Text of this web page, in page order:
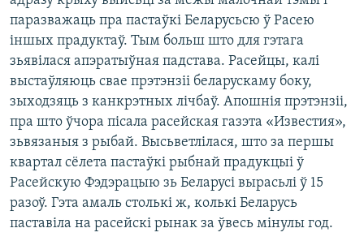
паразважаць пра пастаўкі Беларусьсю ў Расею
іншых прадуктаў. Тым больш што для гэтага
зьявілася апэратыўная падстава. Расейцы, калі
выстаўляюць свае прэтэнзіі беларускаму боку,
зыходзяць з канкрэтных лічбаў. Апошнія прэтэнзіі,
пра што ўчора пісала расейская газэта «Известия»,
зьвязаныя з рыбай. Высьветлілася, што за першы
квартал сёлета пастаўкі рыбнай прадукцыі ў
Расейскую Фэдэрацыю зь Беларусі вырасьлі ў 15
разоў. Гэта амаль столькі ж, колькі Беларусь
паставіла на расейскі рынак за ўвесь мінулы год.